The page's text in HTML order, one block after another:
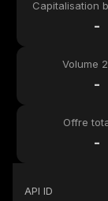
Capitalisation
-
Volume
-
Offre
-
API ID